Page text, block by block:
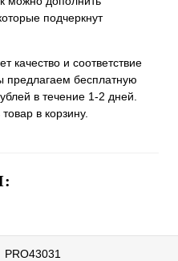
подчеркнут
качество и соответствие
предлагаем бесплатную
в течение 1-2 дней.
в корзину.
PRO43031